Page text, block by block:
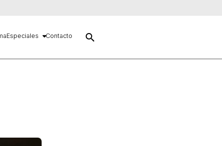
Especiales Contacto search